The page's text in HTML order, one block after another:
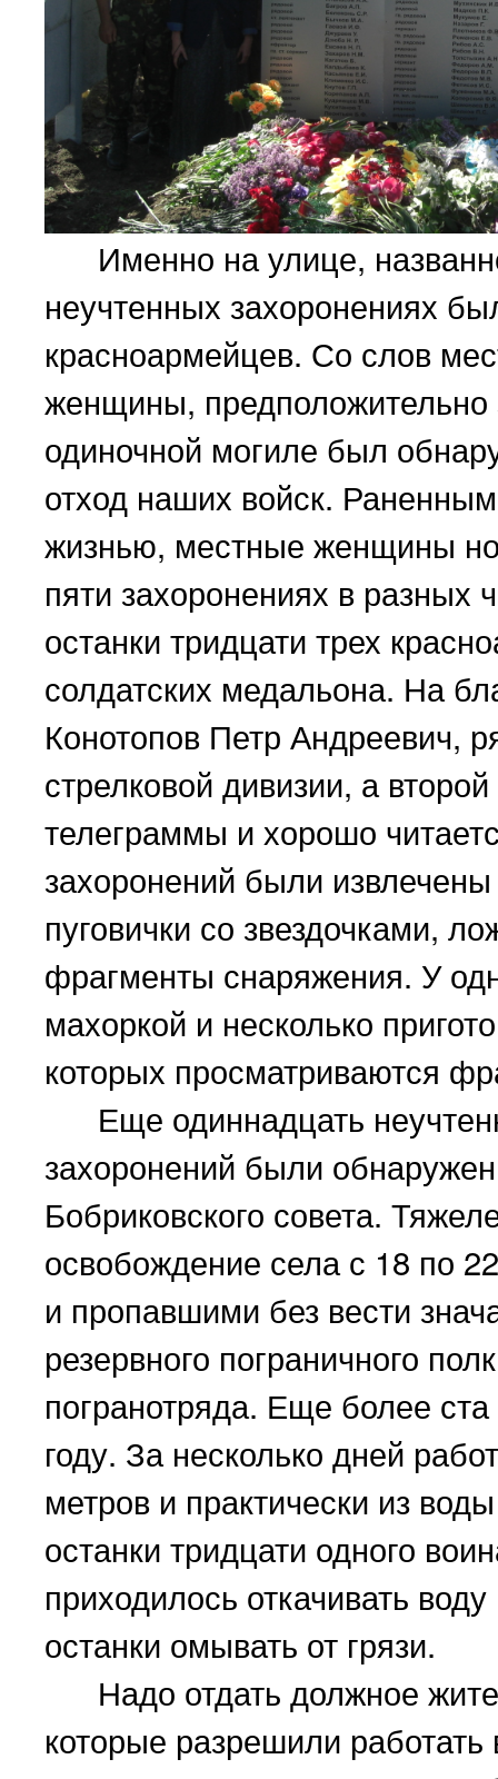
Именно на улице,
неучтенных захоронениях
красноармейцев. Со слов
женщины,
одиночной могиле был
отход наших войск.
жизнью, местные женщины
пяти захоронениях в
останки тридцати трех
солдатских медальона. На
Конотопов Петр Андреевич,
стрелковой дивизии, а
телеграммы и хорошо
захоронений были
пуговички со звездочками,
фрагменты снаряжения. У
махоркой и несколько
которых просматриваются
Еще одиннадцать
захоронений были
Бобриковского совета.
освобождение села с 18 по
и пропавшими без вести
резервного пограничного
погранотряда. Еще более
году. За несколько дней
метров и практически из
останки тридцати одного
приходилось откачивать
останки омывать от грязи.
Надо отдать должное
которые разрешили